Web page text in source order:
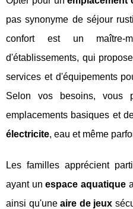
pas synonyme de séjour
confort est un maître-
d'établissements, qui
services et d'équipements
Selon vos besoins, vous
emplacements basiques et
électricite, eau et même
Les familles apprécient
ayant unespace aquatique
ainsi qu'uneaire de jeux